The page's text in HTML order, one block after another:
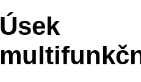
Úsek